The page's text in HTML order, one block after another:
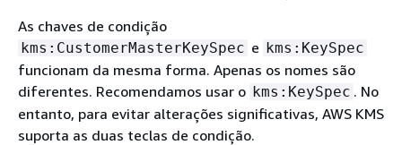
As chaves de condição
kms:CustomerMasterKeySpec e kms:KeySpec
funcionam da mesma forma. Apenas os nomes são
diferentes. Recomendamos usar o kms:KeySpec . No
entanto, para evitar alterações significativas, AWS KMS
suporta as duas teclas de condição.